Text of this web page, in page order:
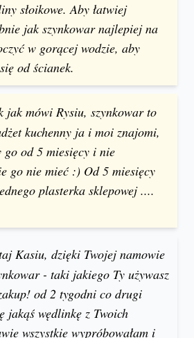
słoikowe. Aby łatwiej
jak szynkowar najlepiej na
w gorącej wodzie, aby
od ścianek.
jak mówi Rysiu, szynkowar to
kuchenny ja i moi znajomi,
go od 5 miesięcy i nie
go nie mieć :) Od 5 miesięcy
plasterka sklepowej ....
Kasiu, dzięki Twojej namowie
- taki jakiego Ty używasz
od 2 tygodni co drugi
jakąś wędlinkę z Twoich
wszystkie wypróbowałam i